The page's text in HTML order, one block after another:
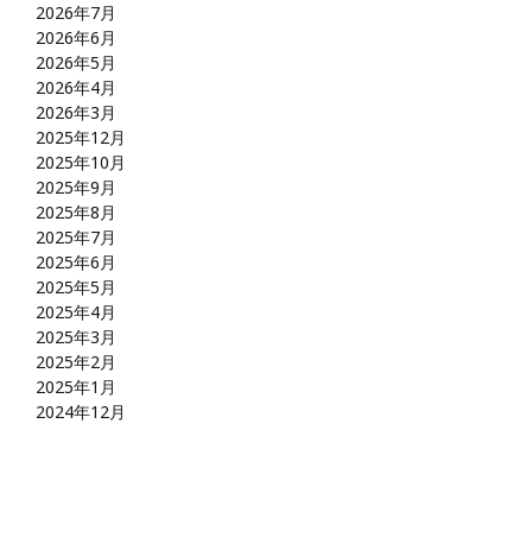
2026年7月
2026年6月
2026年5月
2026年4月
2026年3月
2025年12月
2025年10月
2025年9月
2025年8月
2025年7月
2025年6月
2025年5月
2025年4月
2025年3月
2025年2月
2025年1月
2024年12月